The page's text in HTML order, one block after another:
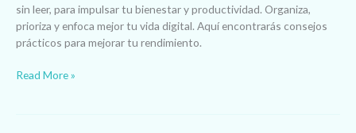
sin leer, para impulsar tu bienestar y productividad. Organiza,
prioriza y enfoca mejor tu vida digital. Aquí encontrarás consejos
prácticos para mejorar tu rendimiento.
Read More »